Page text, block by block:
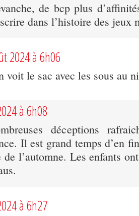
de bcp plus
dans l’histoire des jeux
2024 à 6h06
voit le sac avec les sous au
à 6h08
déceptions
Il est grand temps d’en
l’automne. Les enfants
à 6h27